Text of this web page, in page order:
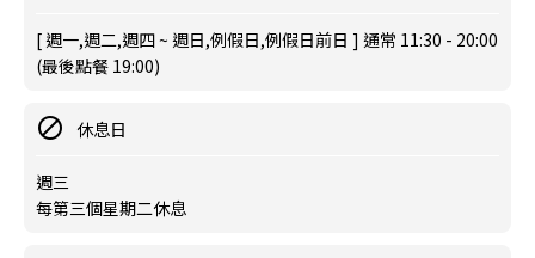
[ 週一,週二,週四 ~ 週日,例假日,例假日前日 ] 通常 11:30 - 20:00
(最後點餐 19:00)
休息日
週三
每第三個星期二休息